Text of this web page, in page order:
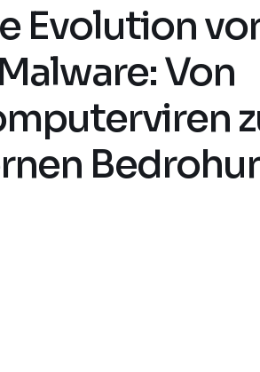
Evolution
Malware: Von